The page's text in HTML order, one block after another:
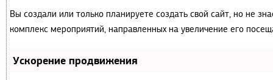
Вы создали или только планируете создать свой сайт, но не
комплекс мероприятий, направленных на увеличение его
Ускорение продвижения